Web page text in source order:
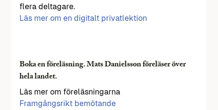
flera deltagare.
Läs mer om en digitalt privatlektion
Boka en föreläsning. Mats Danielsson föreläser över
hela landet.
Läs mer om föreläsningarna
Framgångsrikt bemötande